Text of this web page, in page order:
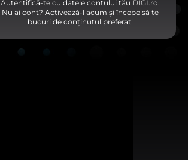
Autentifică-te cu datele contului tău DIGI.ro.
Nu ai cont? Activează-l acum și începe să te
bucuri de conținutul preferat!